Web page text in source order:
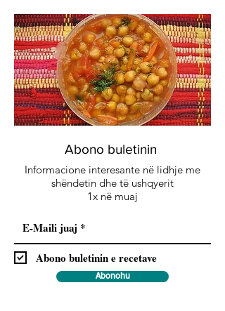
Abono buletinin
Informacione interesante në lidhje me
shëndetin dhe të ushqyerit
1x në muaj
Abono buletinin e recetave
Abonohu